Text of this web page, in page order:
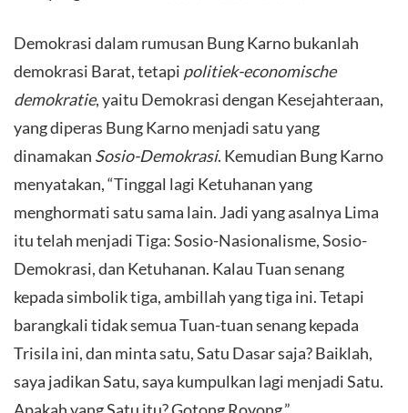
​Demokrasi dalam rumusan Bung Karno bukanlah
demokrasi Barat, tetapi politiek-economische
demokratie, yaitu Demokrasi dengan Kesejahteraan,
yang diperas Bung Karno menjadi satu yang
dinamakan Sosio-Demokrasi. Kemudian Bung Karno
menyatakan, “Tinggal lagi Ketuhanan yang
menghormati satu sama lain. Jadi yang asalnya Lima
itu telah menjadi Tiga: Sosio-Nasionalisme, Sosio-
Demokrasi, dan Ketuhanan. Kalau Tuan senang
kepada simbolik tiga, ambillah yang tiga ini. Tetapi
barangkali tidak semua Tuan-tuan senang kepada
Trisila ini, dan minta satu, Satu Dasar saja? Baiklah,
saya jadikan Satu, saya kumpulkan lagi menjadi Satu.
Apakah yang Satu itu? Gotong Royong.”